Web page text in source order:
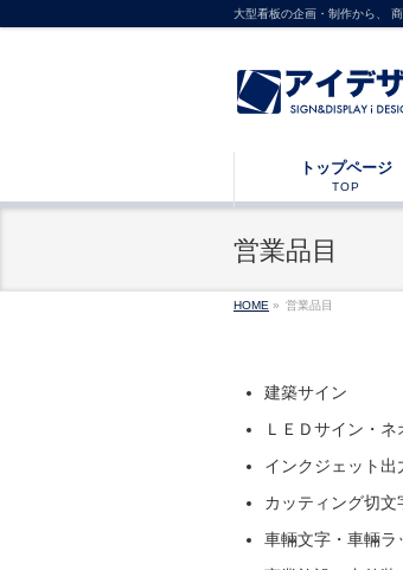
大型看板の企画・制作から、
トップページ
TOP
営業品目
HOME » 営業品目
建築サイン
ＬＥＤサイン・ネ
インクジェット出
カッティング切文
車輛文字・車輛ラ